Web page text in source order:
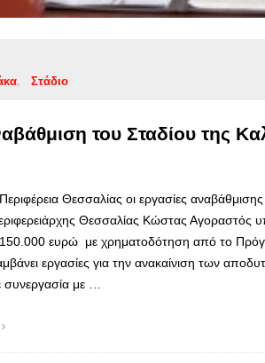
Στάδιο
του Σταδίου της
Θεσσαλίας οι εργασίες
Θεσσαλίας Κώστας Αγοραστός
ευρώ με χρηματοδότηση από το
εργασίες για την ανακαίνιση των
με …